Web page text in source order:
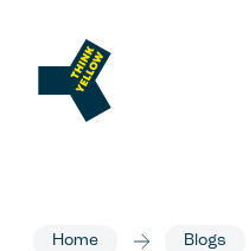
Home Blogs